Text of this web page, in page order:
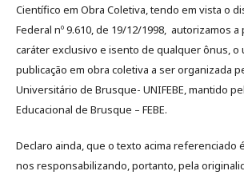
Científico em Obra Coletiva, tendo em vista o
Federal nº 9.610, de 19/12/1998, autorizamos
caráter exclusivo e isento de qualquer ônus, o
publicação em obra coletiva a ser organizada
Universitário de Brusque- UNIFEBE, mantido
Educacional de Brusque – FEBE.
Declaro ainda, que o texto acima referenciado
nos responsabilizando, portanto, pela